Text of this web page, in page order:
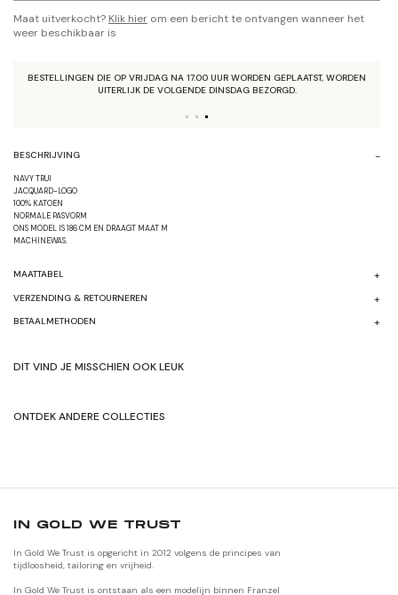
Maat uitverkocht? Klik hier om een bericht te ontvangen wanneer het
weer beschikbaar is
BESTELLINGEN DIE OP VRIJDAG NA 17.00 UUR WORDEN GEPLAATST, WORDEN
UITERLIJK DE VOLGENDE DINSDAG BEZORGD.
BESCHRIJVING
NAVY TRUI
JACQUARD-LOGO
100% KATOEN
NORMALE PASVORM
ONS MODEL IS 186 CM EN DRAAGT MAAT M
MACHINEWAS.
MAATTABEL
VERZENDING & RETOURNEREN
BETAALMETHODEN
DIT VIND JE MISSCHIEN OOK LEUK
ONTDEK ANDERE COLLECTIES
IN GOLD WE TRUST
In Gold We Trust is opgericht in 2012 volgens de principes van
tijdloosheid, tailoring en vrijheid.
In Gold We Trust is ontstaan als een modelijn binnen Franzel